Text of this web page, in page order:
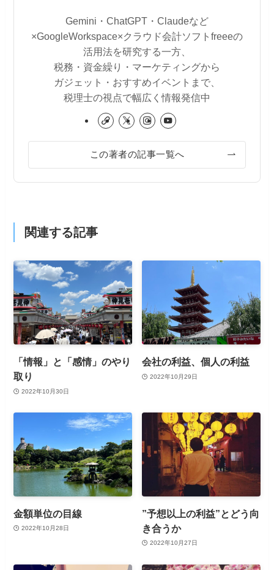
Gemini・ChatGPT・Claudeなど
×GoogleWorkspace×クラウド会計ソフトfreeeの
活用法を研究する一方、
税務・資金繰り・マーケティングから
ガジェット・おすすめイベントまで、
税理士の視点で幅広く情報発信中
この著者の記事一覧へ
関連する記事
「情報」と「感情」のやり
取り
2022年10月30日
会社の利益、個人の利益
2022年10月29日
金額単位の目線
2022年10月28日
”予想以上の利益”とどう向
き合うか
2022年10月27日